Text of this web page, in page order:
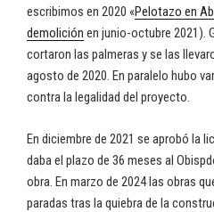
escribimos en 2020 «Pelotazo en
demolición en junio-octubre 2021).
cortaron las palmeras y se las
agosto de 2020. En paralelo hubo
contra la legalidad del proyecto.
En diciembre de 2021 se aprobó la
daba el plazo de 36 meses al
obra. En marzo de 2024 las obras
paradas tras la quiebra de la